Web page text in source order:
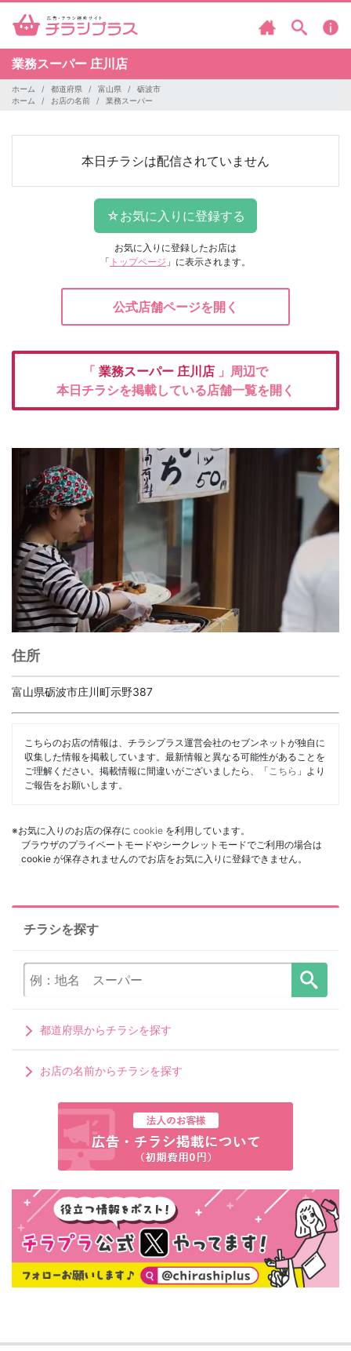
業務スーパー 庄川店
ホーム 都道府県 富山県
砺波市
ホーム
お店の名前 業務スーパー
本日チラシは配信されていません
お気に入りに登録したお店は
「 トップページ 」に表示されます。
公式店舗ページを開く
「 業務スーパー 庄川店 」周辺で
本日チラシを掲載している店舗一覧を開く
住所
富山県砺波市庄川町示野387
こちらのお店の情報は、チラシプラス運営会社のセブンネットが独自に
収集した情報を掲載しています。最新情報と異なる可能性があることを
ご理解ください。掲載情報に間違いがございましたら、「 こちら 」より
ご報告をお願いします。
※お気に入りのお店の保存に cookie を利用しています。
ブラウザのプライベートモードやシークレットモードでご利用の場合は
cookie が保存されませんのでお店をお気に入りに登録できません。
チラシを探す
都道府県からチラシを探す
お店の名前からチラシを探す